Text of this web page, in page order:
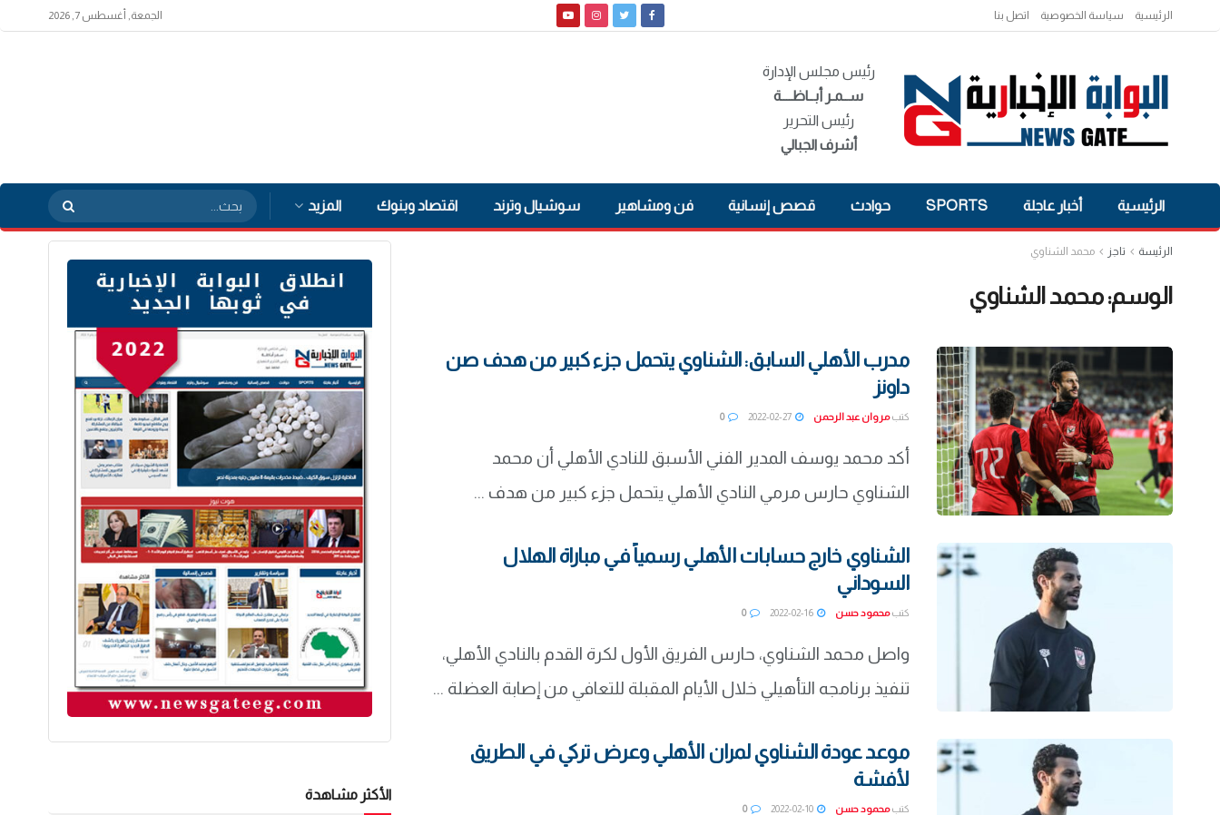
الرئيسية سياسة الخصوصية اتصل بنا الجمعة, أغسطس 7, 2026
رئيس مجلس الإدارة
ســمـر أبــاظــــة
رئيس التحرير
أشرف الجبالي
الرئيسية أخبار عاجلة SPORTS حوادث قصص إنسانية فن ومشاهير سوشيال وترند اقتصاد وبنوك المزيد
الرئيسة تاجز محمد الشناوي
الوسم:محمد الشناوي
مدرب الأهلي السابق: الشناوي يتحمل جزء كبير من هدف صن
داونز
كتب مروان عبد الرحمن 2022-02-27
0
أكد محمد يوسف المدير الفني الأسبق للنادي الأهلي أن محمد
الشناوي حارس مرمي النادي الأهلي يتحمل جزء كبير من هدف ...
الشناوي خارج حسابات الأهلي رسمياً في مباراة الهلال
السوداني
كتب محمود حسن 2022-02-16
0
واصل محمد الشناوي، حارس الفريق الأول لكرة القدم بالنادي الأهلي،
تنفيذ برنامجه التأهيلي خلال الأيام المقبلة للتعافي من إصابة العضلة ...
موعد عودة الشناوي لمران الأهلي وعرض تركي في الطريق
لأفشة
كتب محمود حسن 2022-02-10
0
الأكثر مشاهدة